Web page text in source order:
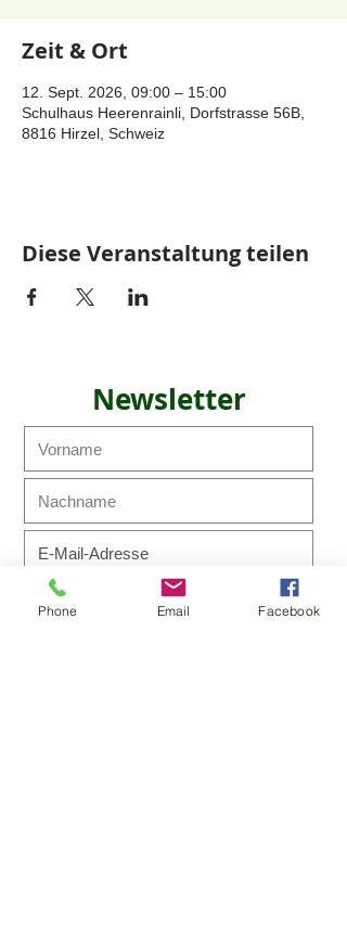
Zeit & Ort
12. Sept. 2026, 09:00 – 15:00
Schulhaus Heerenrainli, Dorfstrasse 56B,
8816 Hirzel, Schweiz
Diese Veranstaltung teilen
Newsletter
Ich möchte den Newsletter
abonnieren!
Phone Email Facebook